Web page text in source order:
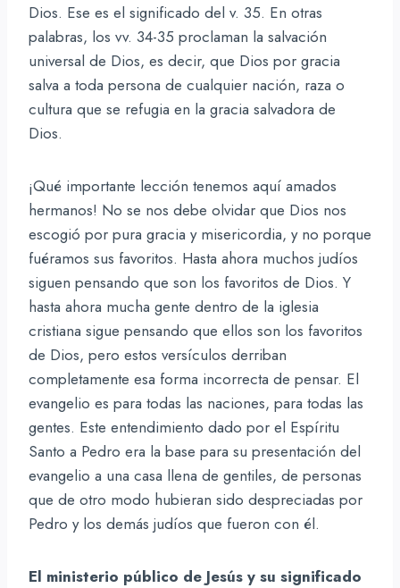
Dios. Ese es el significado del v. 35. En otras
palabras, los vv. 34-35 proclaman la salvación
universal de Dios, es decir, que Dios por gracia
salva a toda persona de cualquier nación, raza o
cultura que se refugia en la gracia salvadora de
Dios.
¡Qué importante lección tenemos aquí amados
hermanos! No se nos debe olvidar que Dios nos
escogió por pura gracia y misericordia, y no porque
fuéramos sus favoritos. Hasta ahora muchos judíos
siguen pensando que son los favoritos de Dios. Y
hasta ahora mucha gente dentro de la iglesia
cristiana sigue pensando que ellos son los favoritos
de Dios, pero estos versículos derriban
completamente esa forma incorrecta de pensar. El
evangelio es para todas las naciones, para todas las
gentes. Este entendimiento dado por el Espíritu
Santo a Pedro era la base para su presentación del
evangelio a una casa llena de gentiles, de personas
que de otro modo hubieran sido despreciadas por
Pedro y los demás judíos que fueron con él.
El ministerio público de Jesús y su significado